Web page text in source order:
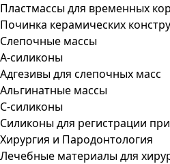
Пластмассы для временных
Починка керамических
Слепочные массы
А-силиконы
Адгезивы для слепочных масс
Альгинатные массы
С-силиконы
Силиконы для регистрации
Хирургия и Пародонтология
Лечебные материалы для